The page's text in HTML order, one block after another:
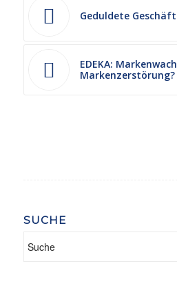
Geduldete
EDEKA:
Markenzerstörung?
SUCHE